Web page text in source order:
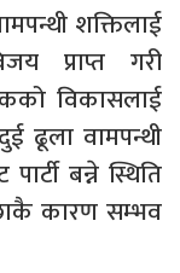
शक्तिलाई
प्राप्त गरी
विकासलाई
ढूला वामपन्थी
बन्ने स्थिति
कारण सम्भव